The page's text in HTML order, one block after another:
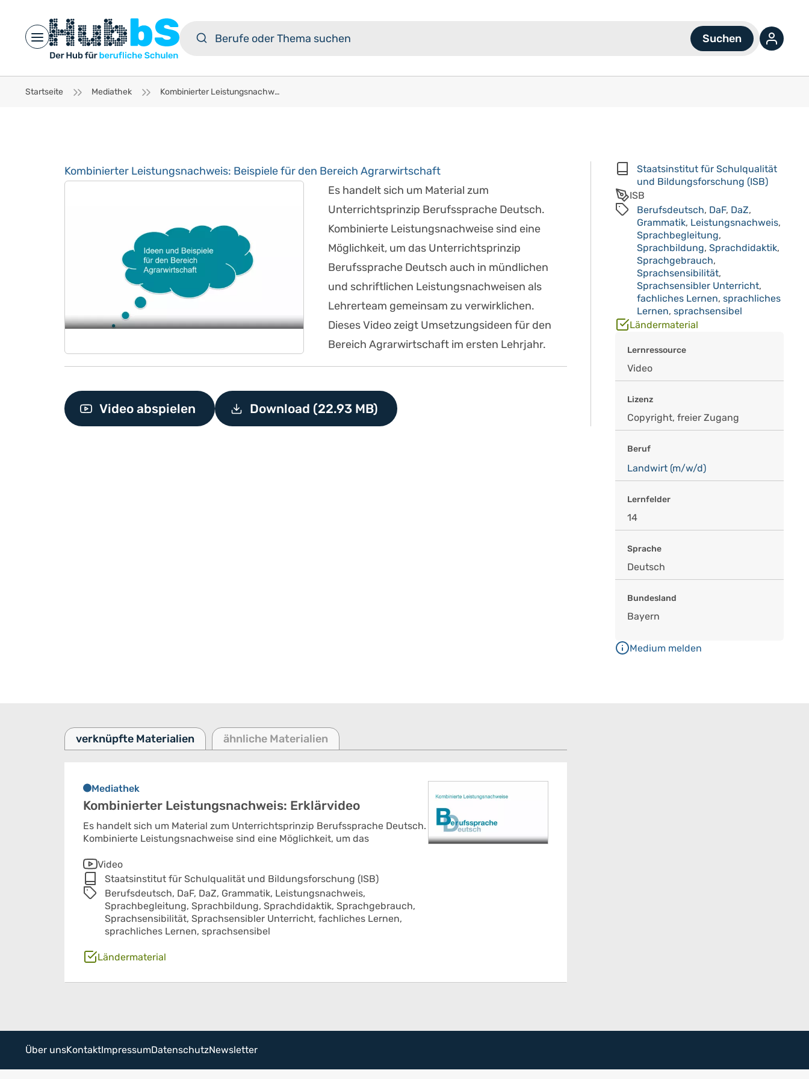
Open main menu
Startseite Mediathek Kombinierter Leistungsnachweis: Beispiele für den Bereich Agrarwirtschaft
Kombinierter Leistungsnachweis: Beispiele für den Bereich Agrarwirtschaft
Es handelt sich um Material zum
Unterrichtsprinzip Berufssprache Deutsch.
Kombinierte Leistungsnachweise sind eine
Möglichkeit, um das Unterrichtsprinzip
Berufssprache Deutsch auch in mündlichen
und schriftlichen Leistungsnachweisen als
Lehrerteam gemeinsam zu verwirklichen.
Dieses Video zeigt Umsetzungsideen für den
Bereich Agrarwirtschaft im ersten Lehrjahr.
Video abspielen Download (22.93 MB)
Staatsinstitut für Schulqualität
und Bildungsforschung (ISB)
ISB
Berufsdeutsch, DaF, DaZ,
Grammatik, Leistungsnachweis,
Sprachbegleitung,
Sprachbildung, Sprachdidaktik,
Sprachgebrauch,
Sprachsensibilität,
Sprachsensibler Unterricht,
fachliches Lernen, sprachliches
Lernen, sprachsensibel
Ländermaterial
Lernressource
Video
Lizenz
Copyright, freier Zugang
Beruf
Landwirt (m/w/d)
Lernfelder
14
Sprache
Deutsch
Bundesland
Bayern
Medium melden
verknüpfte Materialien ähnliche Materialien
Mediathek
Kombinierter Leistungsnachweis: Erklärvideo
Es handelt sich um Material zum Unterrichtsprinzip Berufssprache Deutsch.
Kombinierte Leistungsnachweise sind eine Möglichkeit, um das
Video
Staatsinstitut für Schulqualität und Bildungsforschung (ISB)
Berufsdeutsch, DaF, DaZ, Grammatik, Leistungsnachweis,
Sprachbegleitung, Sprachbildung, Sprachdidaktik, Sprachgebrauch,
Sprachsensibilität, Sprachsensibler Unterricht, fachliches Lernen,
sprachliches Lernen, sprachsensibel
Ländermaterial
Über unsKontaktImpressumDatenschutzNewsletter